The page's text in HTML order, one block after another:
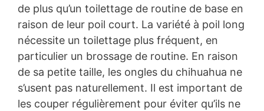
de plus qu’un toilettage de routine de base en
raison de leur poil court. La variété à poil long
nécessite un toilettage plus fréquent, en
particulier un brossage de routine. En raison
de sa petite taille, les ongles du chihuahua ne
s’usent pas naturellement. Il est important de
les couper régulièrement pour éviter qu’ils ne